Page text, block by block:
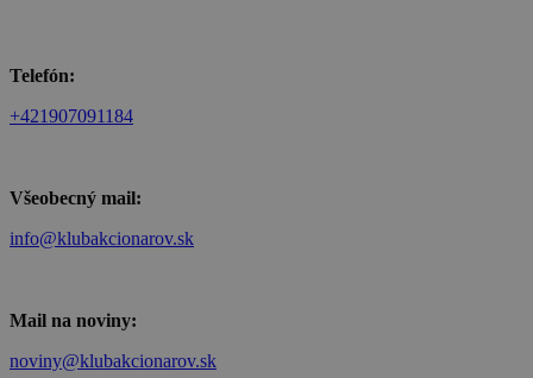
Telefón:
+421907091184
Všeobecný mail:
info@klubakcionarov.sk
Mail na noviny:
noviny@klubakcionarov.sk